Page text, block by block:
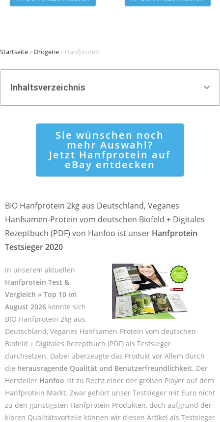
Startseite » Drogerie » Hanfprotein
Inhaltsverzeichnis
Sie wünschen noch
mehr Auswahl?
Jetzt Hanfprotein auf
eBay entdecken
BIO Hanfprotein 2kg aus Deutschland, Veganes
Hanfsamen-Protein vom deutschen Biofeld + Digitales
Rezeptbuch (PDF) von Hanfoo ist unser Hanfprotein
Testsieger 2020
In unserem aktuellen
Hanfprotein Test &
Vergleich » Top 10 im
August 2026 konnte sich
BIO Hanfprotein 2kg aus
Deutschland, Veganes Hanfsamen-Protein vom deutschen
Biofeld + Digitales Rezeptbuch (PDF) als Testsieger
durchsetzen. Dabei überzeugte das Produkt vor Allem durch
die herausragende Qualität und Benutzerfreundlichkeit. Der
Hersteller Hanfoo ist zu Recht einer der großen Player auf dem
Hanfprotein Markt. Zwar gehört unser Testsieger mit Euro nicht
zu den günstigsten Hanfprotein Produkten, doch aufgrund der
klaren Qualitätsvorteile können wir diesen Artikel als Testsieger